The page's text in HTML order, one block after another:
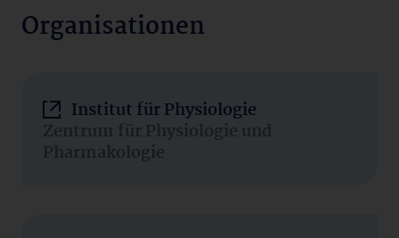
Organisationen
Institut für Physiologie
Zentrum für Physiologie und
Pharmakologie